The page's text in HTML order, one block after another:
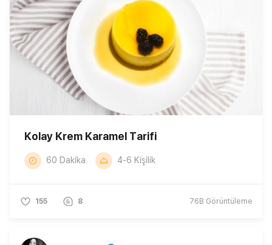
Kolay Krem Karamel Tarifi
60 Dakika 4-6 Kişilik
155 8 76B Görüntüleme